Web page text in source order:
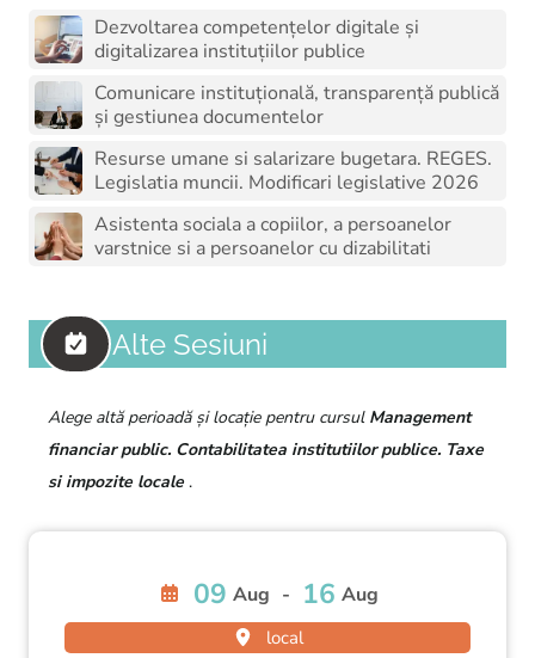
Dezvoltarea competențelor digitale și
digitalizarea instituțiilor publice
Comunicare instituțională, transparență publică
și gestiunea documentelor
Resurse umane si salarizare bugetara. REGES.
Legislatia muncii. Modificari legislative 2026
Asistenta sociala a copiilor, a persoanelor
varstnice si a persoanelor cu dizabilitati
Alte Sesiuni
Alege altă perioadă și locație pentru cursul Management
financiar public. Contabilitatea institutiilor publice. Taxe
si impozite locale.
09 Aug - 16 Aug
local